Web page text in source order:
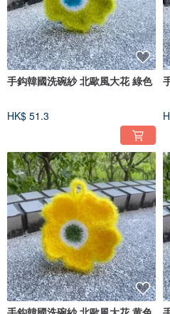
手鈎韓國洗碗紗 北歐風大花 綠色
HK$ 51.3